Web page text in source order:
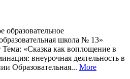
школа № 13»
Тема: «Сказка как воплощение в
внеурочная деятельность в
Образовательная... More